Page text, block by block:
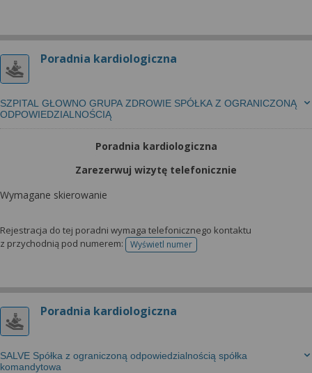
Poradnia kardiologiczna
SZPITAL GŁOWNO GRUPA ZDROWIE SPÓŁKA Z OGRANICZONĄ
ODPOWIEDZIALNOŚCIĄ
Poradnia kardiologiczna
Zarezerwuj wizytę telefonicznie
Wymagane skierowanie
Rejestracja do tej poradni wymaga telefonicznego kontaktu
z przychodnią pod numerem:
Wyświetl numertelefonu do rejestracji
Poradnia kardiologiczna
SALVE Spółka z ograniczoną odpowiedzialnością spółka
komandytowa